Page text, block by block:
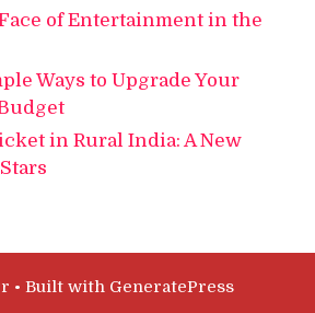
of Entertainment in the
Ways to Upgrade Your
in Rural India: A New
• Built with GeneratePress